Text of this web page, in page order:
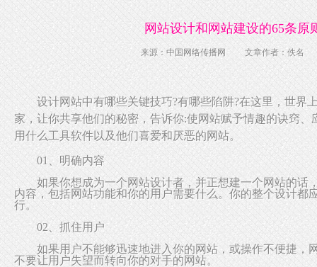
网站设计和网站建设的65条原
来源： 中国网络传播网 文章作者：佚名
设计网站中有哪些关键技巧?有哪些陷阱?在这里，世界
家，让你共享他们的秘密，告诉你:使网站赋予情趣的诀窍、
用什么工具软件以及他们喜爱和厌恶的网站。
01、明确内容
如果你想成为一个网站设计者，并正想建一个网站的话
内容，包括网站功能和你的用户需要什么。你的整个设计都
行。
02、抓住用户
如果用户不能够迅速地进入你的网站，或操作不便捷，
不要让用户失望而转向你的对手的网站。